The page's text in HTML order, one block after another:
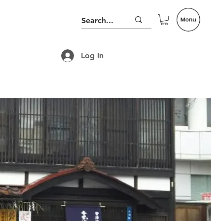
Log In